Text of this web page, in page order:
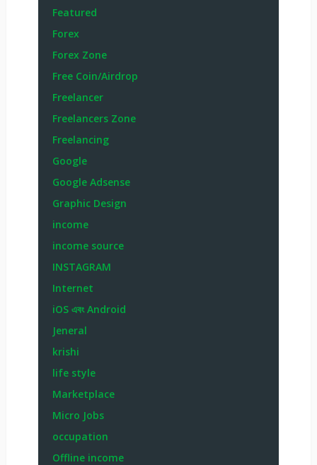
Featured
Forex
Forex Zone
Free Coin/Airdrop
Freelancer
Freelancers Zone
Freelancing
Google
Google Adsense
Graphic Design
income
income source
INSTAGRAM
Internet
iOS এবং Android
Jeneral
krishi
life style
Marketplace
Micro Jobs
occupation
Offline income